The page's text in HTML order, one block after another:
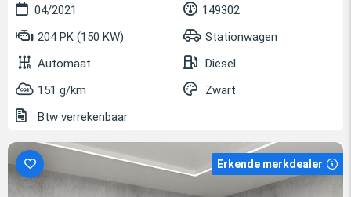
04/2021
149302
204 PK (150 KW)
Stationwagen
Automaat
Diesel
151 g/km
Zwart
Btw verrekenbaar
Erkende merkdealer